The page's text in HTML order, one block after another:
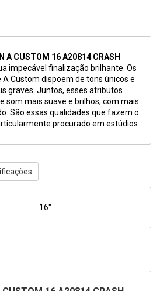
A CUSTOM 16 A20814 CRASH
impecável finalização brilhante. Os
Custom dispoem de tons únicos e
graves. Juntos, esses atributos
som mais suave e brilhos, com mais
São essas qualidades que fazem o
procurado em estúdios.
16"